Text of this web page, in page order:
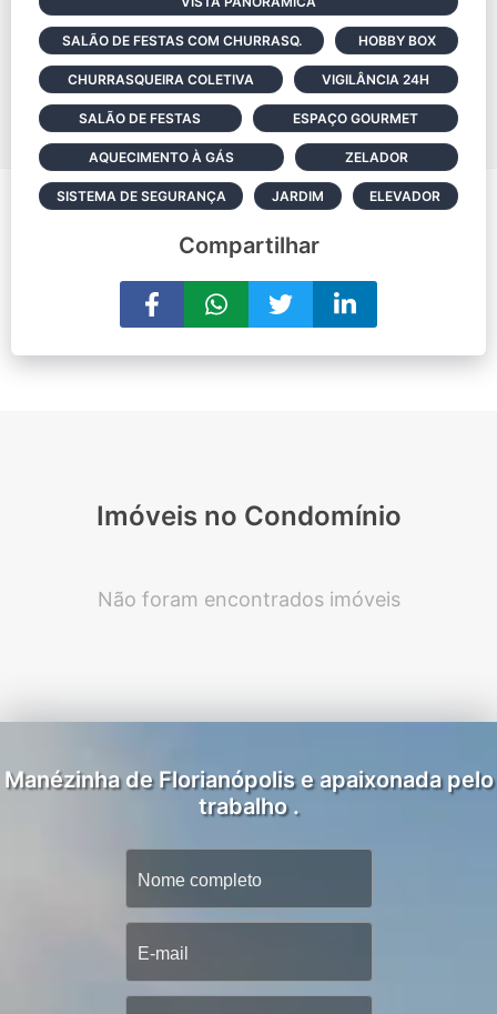
SALÃO DE FESTAS COM CHURRASQ. HOBBY BOX
CHURRASQUEIRA COLETIVA VIGILÂNCIA 24H
SALÃO DE FESTAS ESPAÇO GOURMET
AQUECIMENTO À GÁS ZELADOR
SISTEMA DE SEGURANÇA JARDIM ELEVADOR
Compartilhar
Imóveis no Condomínio
Não foram encontrados imóveis
Manézinha de Florianópolis e apaixonada pelo
trabalho .